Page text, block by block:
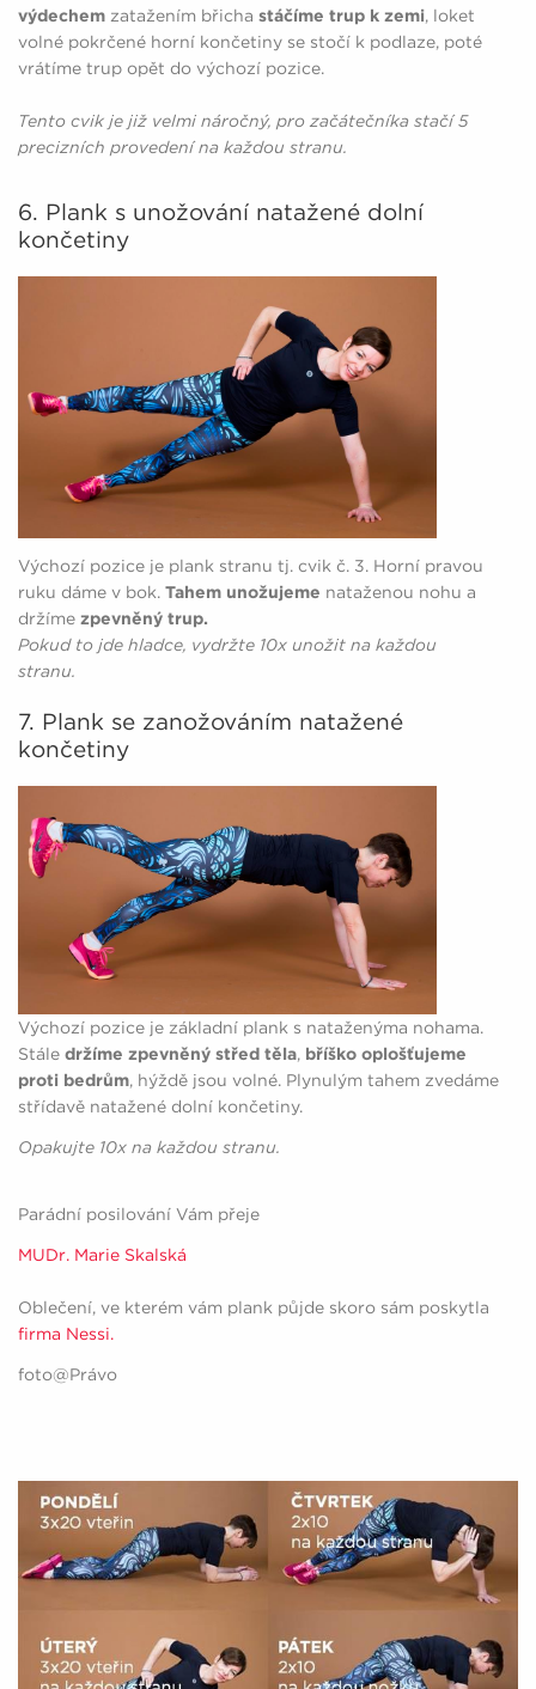
výdechem zatažením břicha stáčíme trup k zemi, loket
volné pokrčené horní končetiny se stočí k podlaze, poté
vrátíme trup opět do výchozí pozice.
Tento cvik je již velmi náročný, pro začátečníka stačí 5
precizních provedení na každou stranu.
6. Plank s unožování natažené dolní
končetiny
Výchozí pozice je plank stranu tj. cvik č. 3. Horní pravou
ruku dáme v bok. Tahem unožujeme nataženou nohu a
držíme zpevněný trup.
Pokud to jde hladce, vydržte 10x unožit na každou
stranu.
7. Plank se zanožováním natažené
končetiny
Výchozí pozice je základní plank s nataženýma nohama.
Stále držíme zpevněný střed těla, bříško oplošťujeme
proti bedrům, hýždě jsou volné. Plynulým tahem zvedáme
střídavě natažené dolní končetiny.
Opakujte 10x na každou stranu.
Parádní posilování Vám přeje
MUDr. Marie Skalská
Oblečení, ve kterém vám plank půjde skoro sám poskytla
firma Nessi.
foto@Právo